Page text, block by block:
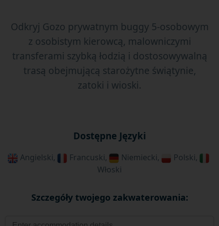
Odkryj Gozo prywatnym buggy 5-osobowym
z osobistym kierowcą, malowniczymi
transferami szybką łodzią i dostosowywalną
trasą obejmującą starożytne świątynie,
zatoki i wioski.
Dostępne Języki
Angielski, Francuski, Niemiecki,
Polski,
Włoski
Szczegóły twojego zakwaterowania: